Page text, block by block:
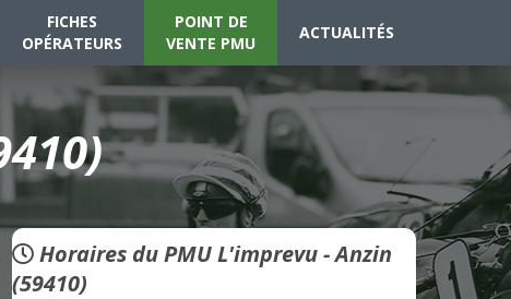
FICHES
OPÉRATEURS
POINT DE
VENTE PMU
ACTUALITÉS
Horaires du PMU L'imprevu - Anzin
(59410)